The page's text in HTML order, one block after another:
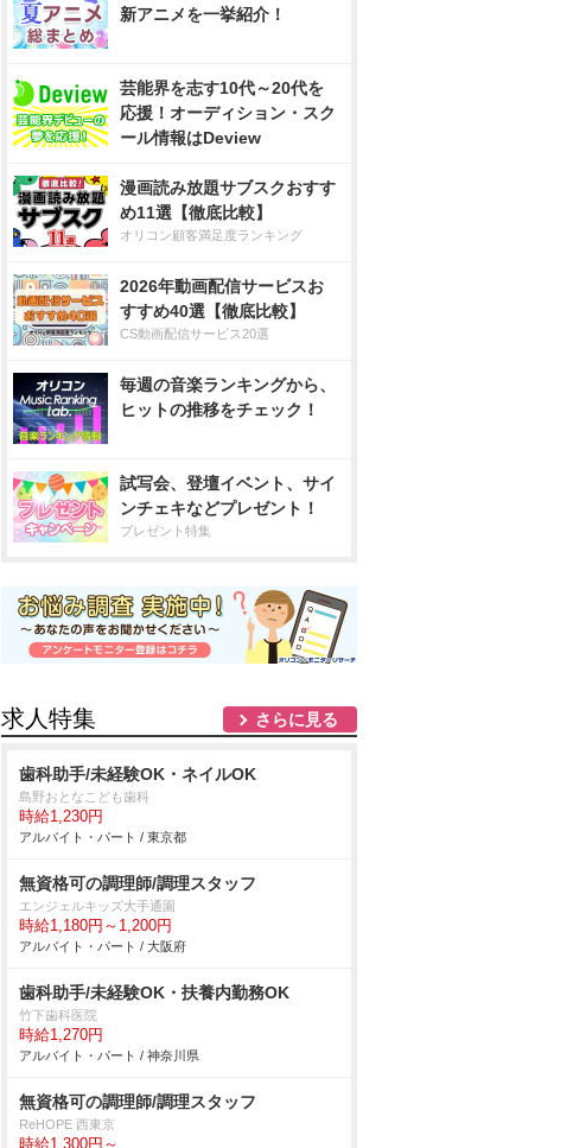
新アニメを一挙紹介！
芸能界を志す10代～20代を
応援！オーディション・スク
ール情報はDeview
漫画読み放題サブスクおすす
め11選【徹底比較】
オリコン顧客満足度ランキング
2026年動画配信サービスお
すすめ40選【徹底比較】
CS動画配信サービス20選
毎週の音楽ランキングから、
ヒットの推移をチェック！
試写会、登壇イベント、サイ
ンチェキなどプレゼント！
プレゼント特集
求人特集 さらに見る
歯科助手/未経験OK・ネイルOK
島野おとなこども歯科
時給1,230円
アルバイト・パート / 東京都
無資格可の調理師/調理スタッフ
エンジェルキッズ大手通園
時給1,180円～1,200円
アルバイト・パート / 大阪府
歯科助手/未経験OK・扶養内勤務OK
竹下歯科医院
時給1,270円
アルバイト・パート / 神奈川県
無資格可の調理師/調理スタッフ
ReHOPE 西東京
時給1,300円～